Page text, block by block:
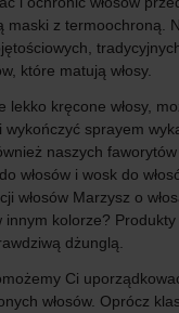
maski z termoochroną.
które matują włosy.
kręcone włosy,
sprayem
naszych
włosów i wosk do
włosów Marzysz o
innym kolorze?
dżunglą.
Ci
włosów. Oprócz